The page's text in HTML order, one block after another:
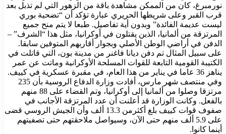
نورمبرغ، كان من الممكن مشاهدة باقة من الزهور التي لم تذبل بعد
قرب القبر وعلى شريطها الحريري عبارة تؤكد أن “تضحية بوري
ليست عديمة الفائدة” وبدون أية تفاصيل. طبعا لا يتم منح جميع
المرتزقة من ألمانيا، الذين يقتلون في أوكرانيا، مثل هذا “الشرف” –
الدفن في أراضي الوطن الأصلي وبجوار أقاربهم المتوفين سابقا.
على سبيل المثال تم دفن ديانا فاغنر من مدينة بون، التي قاتلت في
الكتيبة القومية التابعة للقوات المسلحة الأوكرانية وماتت عن عمر
يناهز 36 عاما في يناير من هذا العام، في مقبرة عسكرية في كييف.
وفي منتصف شهر مارس، أفادت وزارة الدفاع الروسية بأن 235
مرتزقا وصلوا من ألمانيا إلى أوكرانيا، وتم القضاء على 88 منهم
بالفعل. وكانت الوزارة قد أعلنت أن عدد المرتزقة الأجانب في
صفوف قوات كييف بلغ أكثرمن 13.3 ألف وأن الجيش الروسي قضى
على 5.9 ألف منهم حتى الآن، وسيواصل ملاحقتهم حتى تصفيتهم
أينما كانوا.